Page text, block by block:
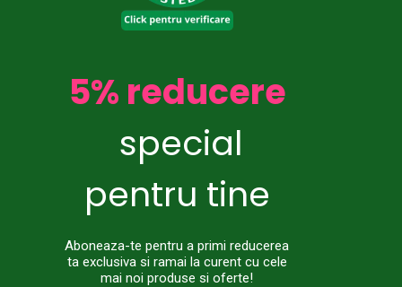
5% reducere
special
pentru tine
Aboneaza-te pentru a primi reducerea
ta exclusiva si ramai la curent cu cele
mai noi produse si oferte!